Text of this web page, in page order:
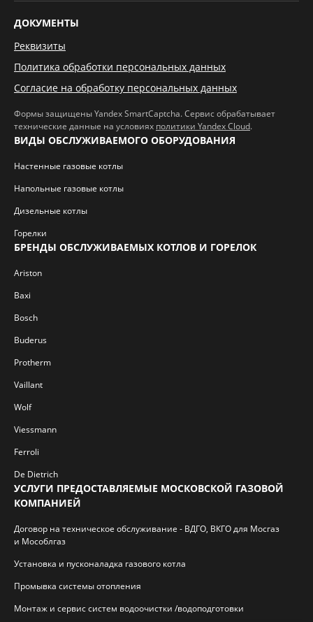
ДОКУМЕНТЫ
Реквизиты
Политика обработки персональных данных
Согласие на обработку персональных данных
Формы защищены Yandex SmartCaptcha. Сервис обрабатывает
технические данные на условиях политики Yandex Cloud.
ВИДЫ ОБСЛУЖИВАЕМОГО ОБОРУДОВАНИЯ
Настенные газовые котлы
Напольные газовые котлы
Дизельные котлы
Горелки
БРЕНДЫ ОБСЛУЖИВАЕМЫХ КОТЛОВ И ГОРЕЛОК
Ariston
Baxi
Bosch
Buderus
Protherm
Vaillant
Wolf
Viessmann
Ferroli
De Dietrich
УСЛУГИ ПРЕДОСТАВЛЯЕМЫЕ МОСКОВСКОЙ ГАЗОВОЙ
КОМПАНИЕЙ
Договор на техническое обслуживание - ВДГО, ВКГО для Мосгаз
и Мособлгаз
Установка и пусконаладка газового котла
Промывка системы отопления
Монтаж и сервис систем водоочистки /водоподготовки